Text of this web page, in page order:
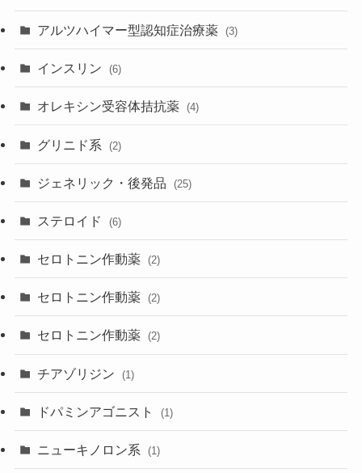
アルツハイマー型認知症治療薬 (3)
インスリン (6)
オレキシン受容体拮抗薬 (4)
グリニド系 (2)
ジェネリック・後発品 (25)
ステロイド (6)
セロトニン作動薬 (2)
セロトニン作動薬 (2)
セロトニン作動薬 (2)
チアゾリジン (1)
ドパミンアゴニスト (1)
ニューキノロン系 (1)